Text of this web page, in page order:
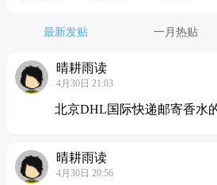
最新发贴 一月热贴
晴耕雨读
4月30日 21:03
北京DHL国际快递邮寄香水
晴耕雨读
4月30日 20:56